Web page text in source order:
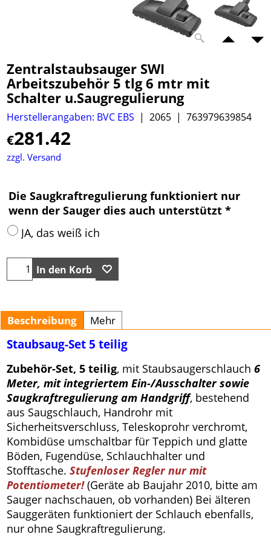
Zentralstaubsauger SWI
Arbeitszubehör 5 tlg 6 mtr mit
Schalter u.Saugregulierung
Herstellerangaben: BVC EBS 2065 763979639854
€281.42
zzgl. Versand
Die Saugkraftregulierung funktioniert nur
wenn der Sauger dies auch unterstützt *
JA, das weiß ich
In den Korb
Beschreibung Mehr
Staubsaug-Set 5 teilig
Zubehör-Set, 5 teilig, mit Staubsaugerschlauch 6
Meter, mit integriertem Ein-/Ausschalter sowie
Saugkraftregulierung am Handgriff, bestehend
aus Saugschlauch, Handrohr mit
Sicherheitsverschluss, Teleskoprohr verchromt,
Kombidüse umschaltbar für Teppich und glatte
Böden, Fugendüse, Schlauchhalter und
Stofftasche. Stufenloser Regler nur mit
Potentiometer!(Geräte ab Baujahr 2010, bitte am
Sauger nachschauen, ob vorhanden) Bei älteren
Sauggeräten funktioniert der Schlauch ebenfalls,
nur ohne Saugkraftregulierung.